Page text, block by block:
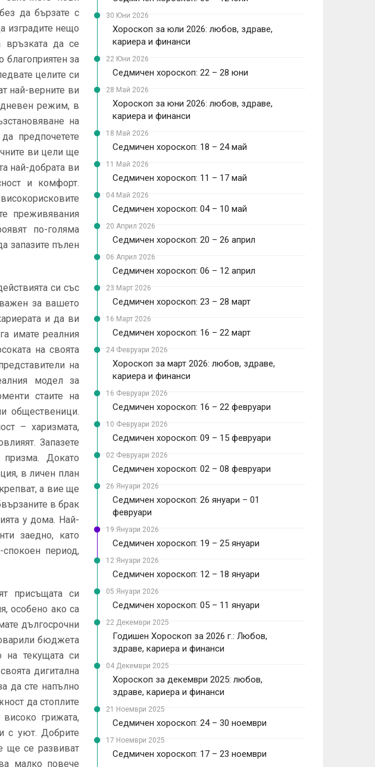
да бързате с
изградите нещо
връзката да се
за
целите си
най-верните ви
дневен режим, в
на
предпочетете
ви цели ще
най-добрата ви
и комфорт.
преживявания
по-голяма
запазите пълен
си със
за вашето
и да ви
имате реалния
на своята
на
модел за
стаите на
общественици.
– харизмата,
Запазете
призма. Докато
в личен план
а вие ще
в брак
у дома. Най-
заедно, като
период,
присъщата си
особено ако са
дългосрочни
бюджета
на текущата си
дигитална
да сте напълно
да стоплите
грижата,
с уют. Добрите
ще се развиват
малко повече
30 Юни 2026
Хороскоп за юли 2026: любов, здраве,
кариера и финанси
22 Юни 2026
Седмичен хороскоп: 22 – 28 юни
28 Май 2026
Хороскоп за юни 2026: любов, здраве,
кариера и финанси
18 Май 2026
Седмичен хороскоп: 18 – 24 май
11 Май 2026
Седмичен хороскоп: 11 – 17 май
04 Май 2026
Седмичен хороскоп: 04 – 10 май
20 Април 2026
Седмичен хороскоп: 20 – 26 април
06 Април 2026
Седмичен хороскоп: 06 – 12 април
23 Март 2026
Седмичен хороскоп: 23 – 28 март
16 Март 2026
Седмичен хороскоп: 16 – 22 март
24 Февруари 2026
Хороскоп за март 2026: любов, здраве,
кариера и финанси
16 Февруари 2026
Седмичен хороскоп: 16 – 22 февруари
10 Февруари 2026
Седмичен хороскоп: 09 – 15 февруари
02 Февруари 2026
Седмичен хороскоп: 02 – 08 февруари
26 Януари 2026
Седмичен хороскоп: 26 януари – 01
февруари
19 Януари 2026
Седмичен хороскоп: 19 – 25 януари
12 Януари 2026
Седмичен хороскоп: 12 – 18 януари
05 Януари 2026
Седмичен хороскоп: 05 – 11 януари
22 Декември 2025
Годишен Хороскоп за 2026 г.: Любов,
здраве, кариера и финанси
04 Декември 2025
Хороскоп за декември 2025: любов,
здраве, кариера и финанси
21 Ноември 2025
Седмичен хороскоп: 24 – 30 ноември
17 Ноември 2025
Седмичен хороскоп: 17 – 23 ноември